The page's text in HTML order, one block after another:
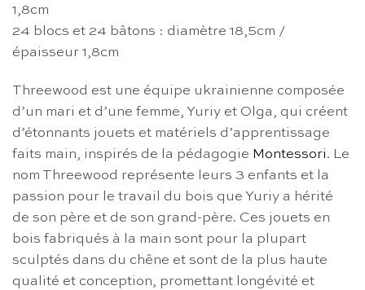
1,8cm
24 blocs et 24 bâtons : diamètre 18,5cm /
épaisseur 1,8cm
Threewood est une équipe ukrainienne composée
d’un mari et d’une femme, Yuriy et Olga, qui créent
d’étonnants jouets et matériels d’apprentissage
faits main, inspirés de la pédagogie Montessori. Le
nom Threewood représente leurs 3 enfants et la
passion pour le travail du bois que Yuriy a hérité
de son père et de son grand-père. Ces jouets en
bois fabriqués à la main sont pour la plupart
sculptés dans du chêne et sont de la plus haute
qualité et conception, promettant longévité et